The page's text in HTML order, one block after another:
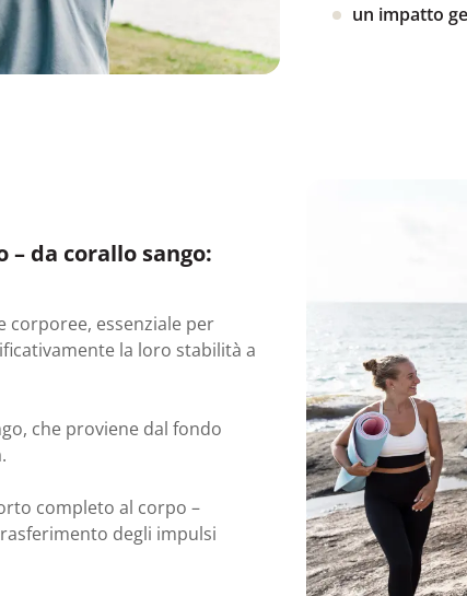
un impatto
da corallo sango:
corporee, essenziale per
la loro stabilità a
che proviene dal fondo
completo al corpo –
degli impulsi